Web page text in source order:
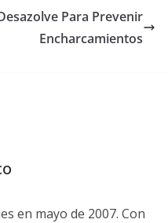
Para Prevenir
Encharcamientos
en mayo de 2007. Con